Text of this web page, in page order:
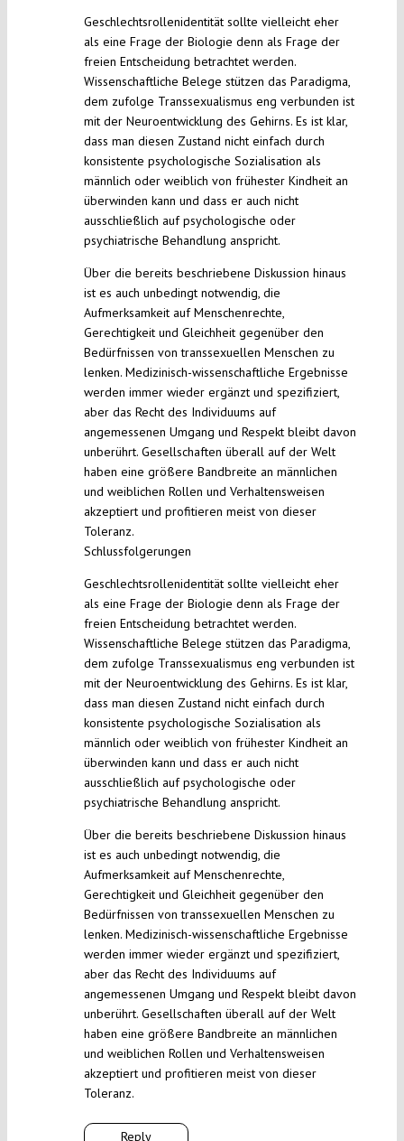
Reply
Geschlechtsrollenidentität sollte vielleicht eher
als eine Frage der Biologie denn als Frage der
freien Entscheidung betrachtet werden.
Wissenschaftliche Belege stützen das Paradigma,
dem zufolge Transsexualismus eng verbunden ist
mit der Neuroentwicklung des Gehirns. Es ist klar,
dass man diesen Zustand nicht einfach durch
konsistente psychologische Sozialisation als
männlich oder weiblich von frühester Kindheit an
überwinden kann und dass er auch nicht
ausschließlich auf psychologische oder
psychiatrische Behandlung anspricht.
Über die bereits beschriebene Diskussion hinaus
ist es auch unbedingt notwendig, die
Aufmerksamkeit auf Menschenrechte,
Gerechtigkeit und Gleichheit gegenüber den
Bedürfnissen von transsexuellen Menschen zu
lenken. Medizinisch-wissenschaftliche Ergebnisse
werden immer wieder ergänzt und spezifiziert,
aber das Recht des Individuums auf
angemessenen Umgang und Respekt bleibt davon
unberührt. Gesellschaften überall auf der Welt
haben eine größere Bandbreite an männlichen
und weiblichen Rollen und Verhaltensweisen
akzeptiert und profitieren meist von dieser
Toleranz.
Schlussfolgerungen
Geschlechtsrollenidentität sollte vielleicht eher
als eine Frage der Biologie denn als Frage der
freien Entscheidung betrachtet werden.
Wissenschaftliche Belege stützen das Paradigma,
dem zufolge Transsexualismus eng verbunden ist
mit der Neuroentwicklung des Gehirns. Es ist klar,
dass man diesen Zustand nicht einfach durch
konsistente psychologische Sozialisation als
männlich oder weiblich von frühester Kindheit an
überwinden kann und dass er auch nicht
ausschließlich auf psychologische oder
psychiatrische Behandlung anspricht.
Über die bereits beschriebene Diskussion hinaus
ist es auch unbedingt notwendig, die
Aufmerksamkeit auf Menschenrechte,
Gerechtigkeit und Gleichheit gegenüber den
Bedürfnissen von transsexuellen Menschen zu
lenken. Medizinisch-wissenschaftliche Ergebnisse
werden immer wieder ergänzt und spezifiziert,
aber das Recht des Individuums auf
angemessenen Umgang und Respekt bleibt davon
unberührt. Gesellschaften überall auf der Welt
haben eine größere Bandbreite an männlichen
und weiblichen Rollen und Verhaltensweisen
akzeptiert und profitieren meist von dieser
Toleranz.